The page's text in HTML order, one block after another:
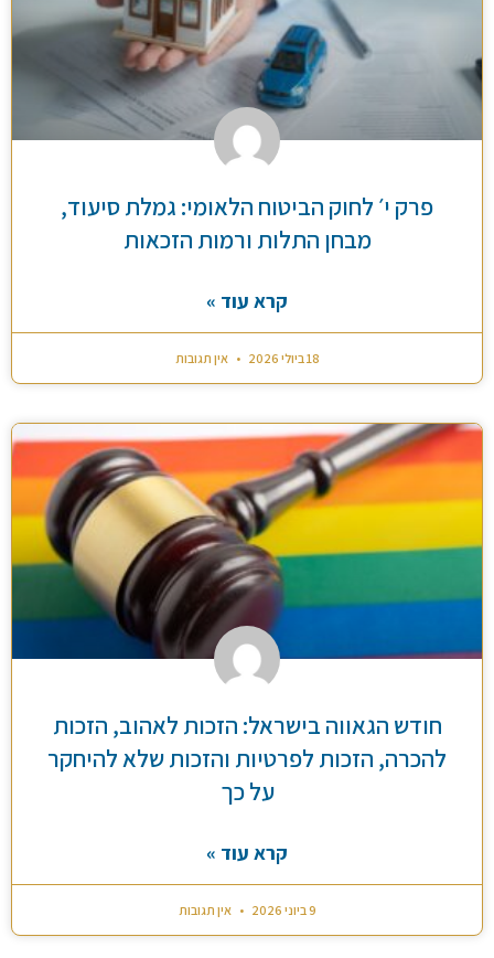
פרק י׳ לחוק הביטוח הלאומי: גמלת סיעוד,
מבחן התלות ורמות הזכאות
קרא עוד »
18 ביולי 2026 אין תגובות
חודש הגאווה בישראל: הזכות לאהוב, הזכות
להכרה, הזכות לפרטיות והזכות שלא להיחקר
על כך
קרא עוד »
9 ביוני 2026 אין תגובות